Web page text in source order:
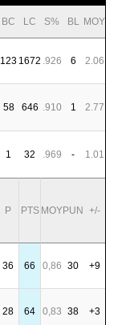
BC LC S% BL MOY
123 1672 .926 6 2.06
58 646 .910 1 2.77
1 32 .969 - 1.01
P PTS MOYPUN +/-
36 66 0,86 30 +9
28 64 0,83 38 +3